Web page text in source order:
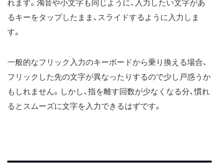
れます。濁音や小文字も同じように、入力したい文字があ
るキーをタップしたまま、スライドするように入力しま
す。
一般的なフリック入力のキーボードから乗り換える場合、
フリックした先の文字が異なったりするので少し戸惑うか
もしれません。しかし、指を離す回数が少なくなる分、慣れ
るとスムーズに文字を入力できるはずです。